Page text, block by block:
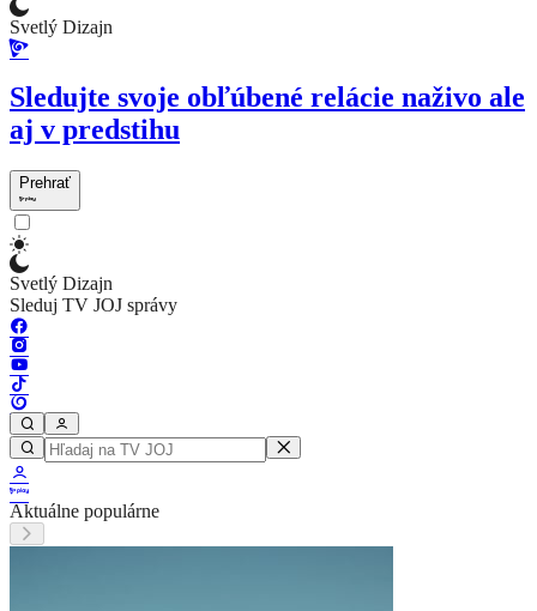
Svetlý Dizajn
Sledujte svoje obľúbené relácie naživo ale
aj v predstihu
Prehrať
Svetlý Dizajn
Sleduj TV JOJ správy
Aktuálne populárne